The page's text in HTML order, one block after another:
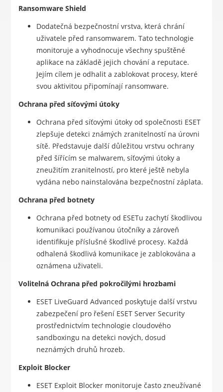
Ransomware Shield
Dodatečná bezpečnostní vrstva, která chrání
uživatele před ransomwarem. Tato technologie
monitoruje a vyhodnocuje všechny spuštěné
aplikace na základě jejich chování a reputace.
Jejím cílem je odhalit a zablokovat procesy, které
svou aktivitou připomínají ransomware.
Ochrana před síťovými útoky
Ochrana před síťovými útoky od společnosti ESET
zlepšuje detekci známých zranitelností na úrovni
sítě. Představuje další důležitou vrstvu ochrany
před šířícím se malwarem, síťovými útoky a
zneužitím zranitelností, pro které ještě nebyla
vydána nebo nainstalována bezpečnostní záplata.
Ochrana před botnety
Ochrana před botnety od ESETu zachytí škodlivou
komunikaci používanou útočníky a zároveň
identifikuje příslušné škodlivé procesy. Každá
odhalená škodlivá komunikace je zablokována a
oznámena uživateli.
Volitelná Ochrana před pokročilými hrozbami
ESET LiveGuard Advanced poskytuje další vrstvu
zabezpečení pro řešení ESET Server Security
prostřednictvím technologie cloudového
sandboxingu na detekci nových, dosud
neznámých druhů hrozeb.
Exploit Blocker
ESET Exploit Blocker monitoruje často zneužívané